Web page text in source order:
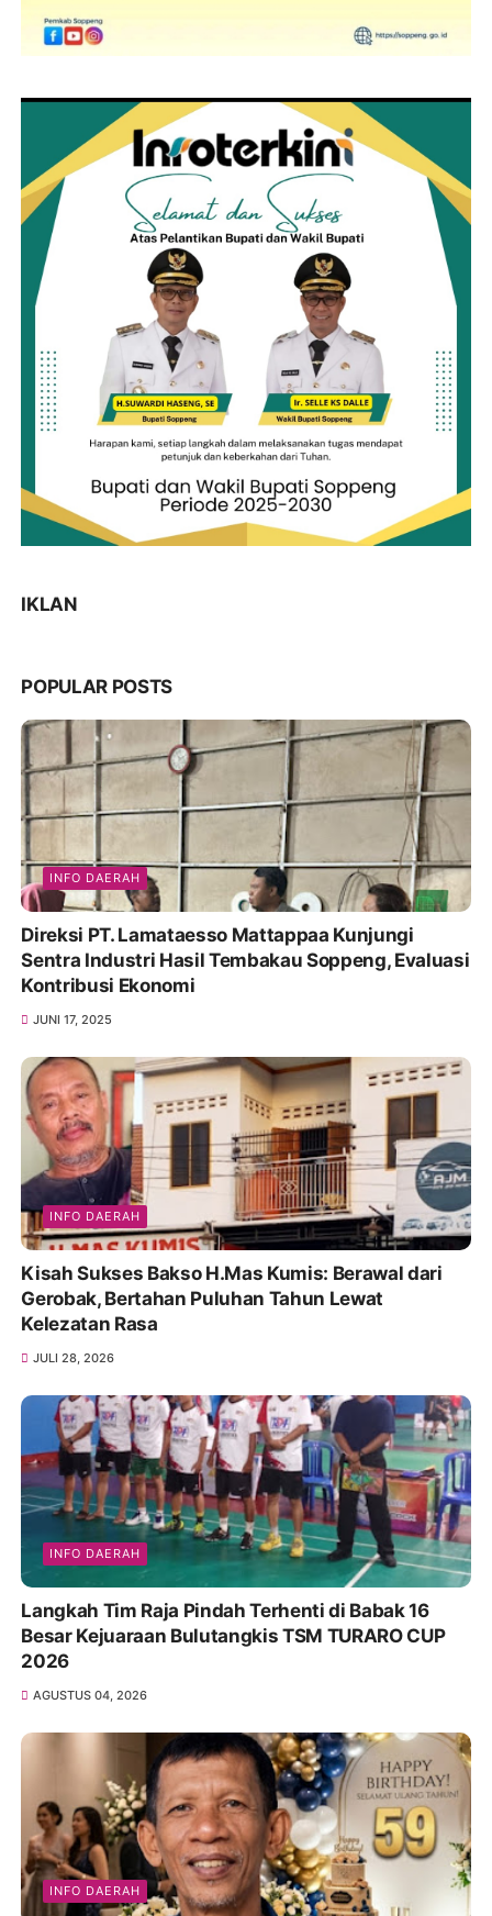
IKLAN
POPULAR POSTS
INFO DAERAH
Direksi PT. Lamataesso Mattappaa Kunjungi
Sentra Industri Hasil Tembakau Soppeng, Evaluasi
Kontribusi Ekonomi
JUNI 17, 2025
INFO DAERAH
Kisah Sukses Bakso H.Mas Kumis: Berawal dari
Gerobak, Bertahan Puluhan Tahun Lewat
Kelezatan Rasa
JULI 28, 2026
INFO DAERAH
Langkah Tim Raja Pindah Terhenti di Babak 16
Besar Kejuaraan Bulutangkis TSM TURARO CUP
2026
AGUSTUS 04, 2026
INFO DAERAH